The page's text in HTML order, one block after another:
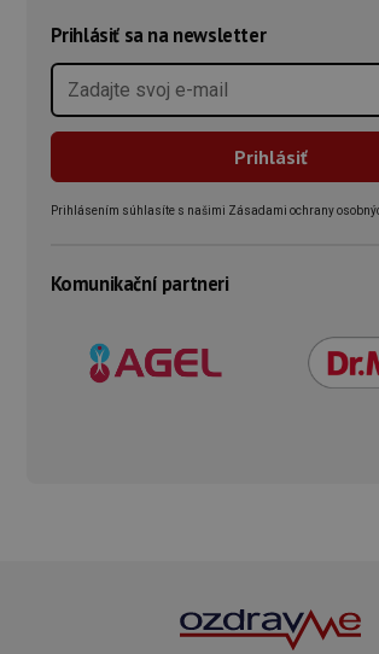
Prihlásiť sa na newsletter
Prihlásením súhlasíte s našimi Zásadami ochrany
Komunikační partneri